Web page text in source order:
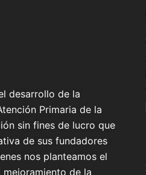
desarrollo de la
Primaria de la
sin fines de lucro que
de sus fundadores
nos planteamos el
de la